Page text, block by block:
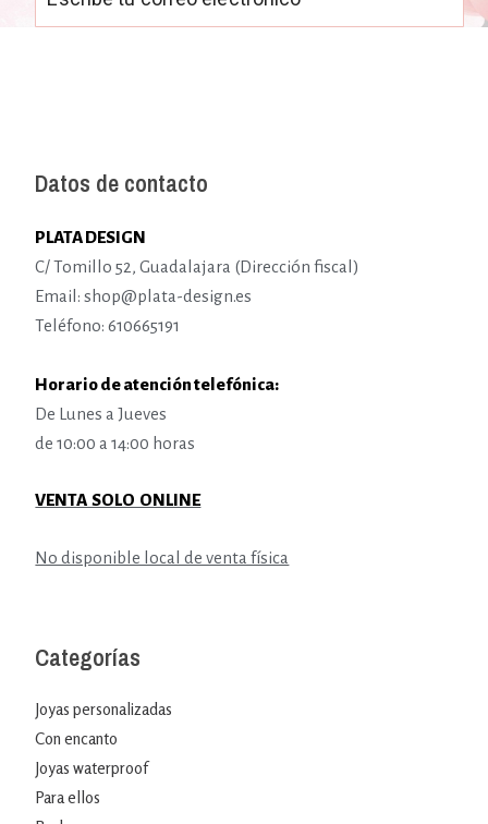
Datos de contacto
PLATA DESIGN
C/ Tomillo 52, Guadalajara (Dirección fiscal)
Email: shop@plata-design.es
Teléfono: 610665191
Horario de atención telefónica:
De Lunes a Jueves
de 10:00 a 14:00 horas
VENTA SOLO ONLINE
No disponible local de venta física
Categorías
Joyas personalizadas
Con encanto
Joyas waterproof
Para ellos